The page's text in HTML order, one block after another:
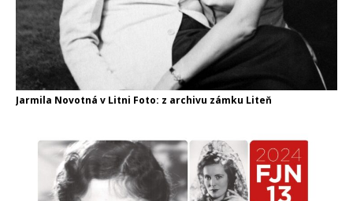
Jarmila Novotná v Litni Foto: z archivu zámku Liteň